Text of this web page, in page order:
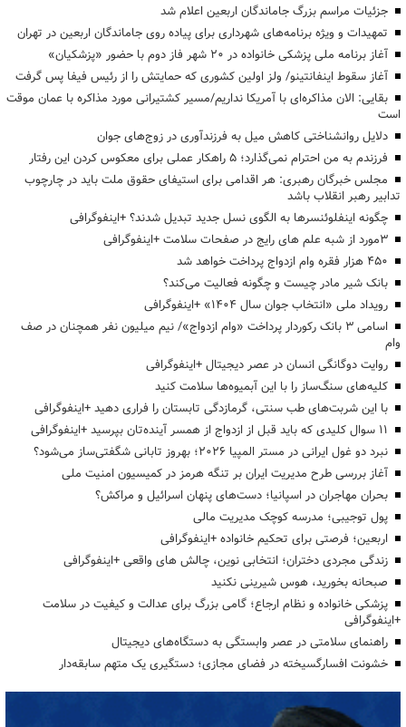
جزئیات مراسم بزرگ جاماندگان اربعین اعلام شد
تمهیدات و ویژه برنامه‌های شهرداری برای پیاده روی جاماندگان اربعین در تهران
آغاز برنامه ملی پزشکی خانواده در ۲۰ شهر فاز دوم با حضور «پزشکیان»
آغاز سقوط اینفانتینو/ ولز اولین کشوری که حمایتش را از رئیس فیفا پس گرفت
بقایی: الان مذاکره‌ای با آمریکا نداریم/مسیر کشتیرانی مورد مذاکره با عمان موقت
است
دلایل روانشناختی کاهش میل به فرزندآوری در زوج‌های جوان
فرزندم به من احترام نمی‌گذارد؛ ۵ راهکار عملی برای معکوس کردن این رفتار
مجلس خبرگان رهبری: هر اقدامی برای استیفای حقوق ملت باید در چارچوب
تدابیر رهبر انقلاب باشد
چگونه اینفلوئنسرها به الگوی نسل جدید تبدیل شدند؟ +اینفوگرافی
3مورد از شبه علم های رایج در صفحات سلامت +اینفوگرافی
۴۵۰ هزار فقره وام ازدواج پرداخت خواهد شد
بانک شیر مادر چیست و چگونه فعالیت می‌کند؟
رویداد ملی «انتخاب جوان سال ۱۴۰۴» +اینفوگرافی
اسامی ۳ بانک رکوردار پرداخت «وام ازدواج»/ نیم میلیون نفر همچنان در صف
وام
روایت دوگانگی انسان در عصر دیجیتال +اینفوگرافی
کلیه‌های سنگ‌ساز را با این آبمیوه‌ها سلامت کنید
با این شربت‌های طب سنتی، گرمازدگی تابستان را فراری دهید +اینفوگرافی
۱۱ سوال کلیدی که باید قبل از ازدواج از همسر آینده‌تان بپرسید +اینفوگرافی
نبرد دو غول ایرانی در مستر المپیا ۲۰۲۶؛ بهروز تابانی شگفتی‌ساز می‌شود؟
آغاز بررسی طرح مدیریت ایران بر تنگه هرمز در کمیسیون امنیت ملی
بحران مهاجران در اسپانیا؛ دست‌های پنهان اسرائیل و مراکش؟
پول توجیبی؛ مدرسه کوچک مدیریت مالی
اربعین؛ فرصتی برای تحکیم خانواده +اینفوگرافی
زندگی مجردی دختران؛ انتخابی نوین، چالش های واقعی +اینفوگرافی
صبحانه بخورید، هوس شیرینی نکنید
پزشکی خانواده و نظام ارجاع؛ گامی بزرگ برای عدالت و کیفیت در سلامت
+اینفوگرافی
راهنمای سلامتی در عصر وابستگی به دستگاه‌های دیجیتال
خشونت افسارگسیخته در فضای مجازی؛ دستگیری یک متهم سابقه‌دار